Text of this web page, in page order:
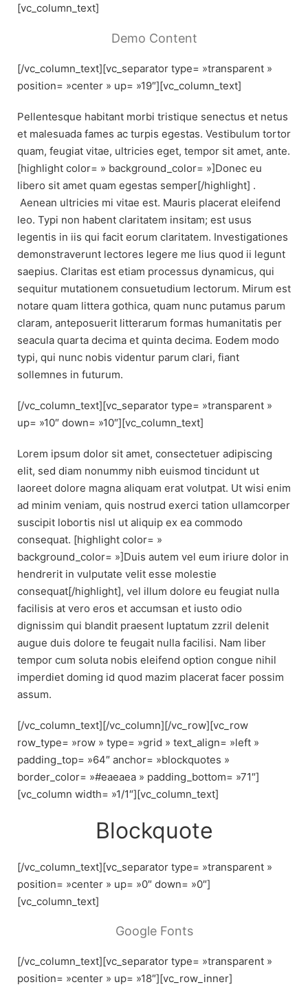
[vc_column_text]
Demo Content
[/vc_column_text][vc_separator type= »transparent »
position= »center » up= »19″][vc_column_text]
Pellentesque habitant morbi tristique senectus et netus
et malesuada fames ac turpis egestas. Vestibulum tortor
quam, feugiat vitae, ultricies eget, tempor sit amet, ante.
[highlight color= » background_color= »]Donec eu
libero sit amet quam egestas semper[/highlight] .
Aenean ultricies mi vitae est. Mauris placerat eleifend
leo. Typi non habent claritatem insitam; est usus
legentis in iis qui facit eorum claritatem. Investigationes
demonstraverunt lectores legere me lius quod ii legunt
saepius. Claritas est etiam processus dynamicus, qui
sequitur mutationem consuetudium lectorum. Mirum est
notare quam littera gothica, quam nunc putamus parum
claram, anteposuerit litterarum formas humanitatis per
seacula quarta decima et quinta decima. Eodem modo
typi, qui nunc nobis videntur parum clari, fiant
sollemnes in futurum.
[/vc_column_text][vc_separator type= »transparent »
up= »10″ down= »10″][vc_column_text]
Lorem ipsum dolor sit amet, consectetuer adipiscing
elit, sed diam nonummy nibh euismod tincidunt ut
laoreet dolore magna aliquam erat volutpat. Ut wisi enim
ad minim veniam, quis nostrud exerci tation ullamcorper
suscipit lobortis nisl ut aliquip ex ea commodo
consequat. [highlight color= »
background_color= »]Duis autem vel eum iriure dolor in
hendrerit in vulputate velit esse molestie
consequat[/highlight], vel illum dolore eu feugiat nulla
facilisis at vero eros et accumsan et iusto odio
dignissim qui blandit praesent luptatum zzril delenit
augue duis dolore te feugait nulla facilisi. Nam liber
tempor cum soluta nobis eleifend option congue nihil
imperdiet doming id quod mazim placerat facer possim
assum.
[/vc_column_text][/vc_column][/vc_row][vc_row
row_type= »row » type= »grid » text_align= »left »
padding_top= »64″ anchor= »blockquotes »
border_color= »#eaeaea » padding_bottom= »71″]
[vc_column width= »1/1″][vc_column_text]
Blockquote
[/vc_column_text][vc_separator type= »transparent »
position= »center » up= »0″ down= »0″]
[vc_column_text]
Google Fonts
[/vc_column_text][vc_separator type= »transparent »
position= »center » up= »18″][vc_row_inner]